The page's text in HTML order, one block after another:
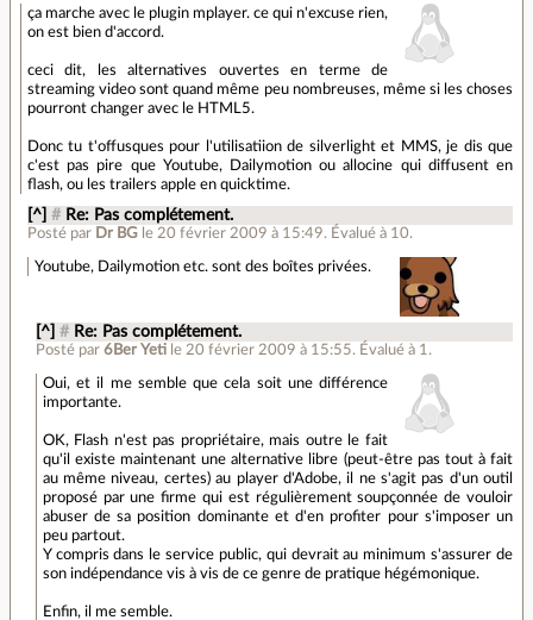
ça marche avec le plugin mplayer. ce qui n'excuse rien,
on est bien d'accord.
ceci dit, les alternatives ouvertes en terme de
streaming video sont quand même peu nombreuses, même si les choses
pourront changer avec le HTML5.
Donc tu t'offusques pour l'utilisatiion de silverlight et MMS, je dis que
c'est pas pire que Youtube, Dailymotion ou allocine qui diffusent en
flash, ou les trailers apple en quicktime.
[^] # Re: Pas complétement.
Posté par Dr BG le 20 février 2009 à 15:49. Évalué à 10.
Youtube, Dailymotion etc. sont des boîtes privées.
[^] # Re: Pas complétement.
Posté par 6Ber Yeti le 20 février 2009 à 15:55. Évalué à 1 .
Oui, et il me semble que cela soit une différence
importante.
OK, Flash n'est pas propriétaire, mais outre le fait
qu'il existe maintenant une alternative libre (peut-être pas tout à fait
au même niveau, certes) au player d'Adobe, il ne s'agit pas d'un outil
proposé par une firme qui est régulièrement soupçonnée de vouloir
abuser de sa position dominante et d'en profiter pour s'imposer un
peu partout.
Y compris dans le service public, qui devrait au minimum s'assurer de
son indépendance vis à vis de ce genre de pratique hégémonique.
Enfin, il me semble.